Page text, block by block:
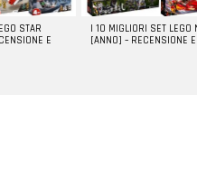
STAR
E
I 10 MIGLIORI SET LEGO
[ANNO] – RECENSIONE